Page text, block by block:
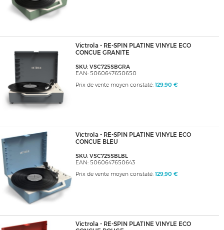
Victrola - RE-SPIN PLATINE VINYLE ECO
CONCUE GRANITE
SKU: VSC725SBGRA
EAN: 5060647650650
Prix de vente moyen constaté: 129,90 €
Victrola - RE-SPIN PLATINE VINYLE ECO
CONCUE BLEU
SKU: VSC725SBLBL
EAN: 5060647650643
Prix de vente moyen constaté: 129,90 €
Victrola - RE-SPIN PLATINE VINYLE ECO